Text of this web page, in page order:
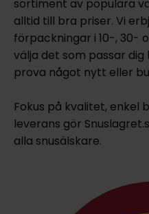
sortiment av populära
alltid till bra priser. Vi
förpackningar i 10-, 30-
välja det som passar
prova något nytt eller
Fokus på kvalitet, enkel
leverans gör
alla snusälskare.